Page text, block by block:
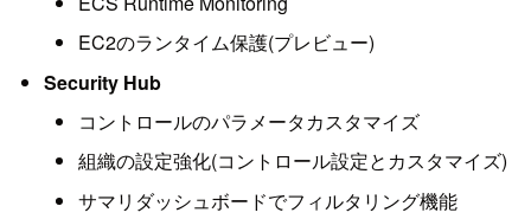
EC2のランタイム保護(プレビュー)
Security Hub
コントロールのパラメータカスタマイズ
組織の設定強化(コントロール設定とカスタマイズ)
サマリダッシュボードでフィルタリング機能